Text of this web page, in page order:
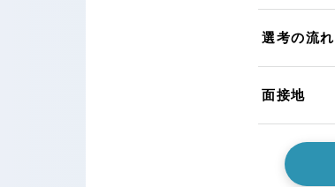
選考の流れ
面接地